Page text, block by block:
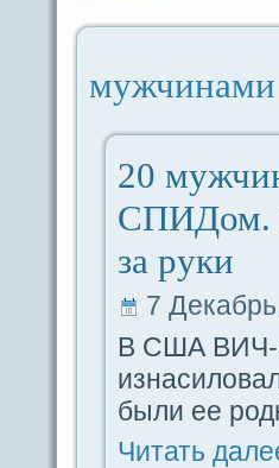
мужчинами
20
СПИДом.
за руки
7
В США ВИЧ-
были ее
Читать